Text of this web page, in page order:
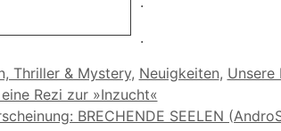
.
Thriller & Mystery, Neuigkeiten, Unsere
Rezi zur »Inzucht«
BRECHENDE SEELEN